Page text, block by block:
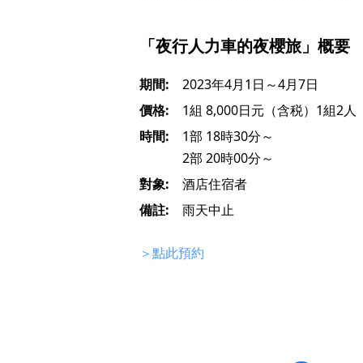
「夜行人力車的夜櫻旅」概要
期間:
2023年4月1日～4月7日
價格:
1組 8,000日元（含税）1組2人
時間:
1部 18時30分～
2部 20時00分～
對象:
酒店住宿者
備註:
雨天中止
＞點此預約